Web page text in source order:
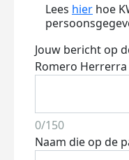
Lees hier hoe
Jouw bericht op
Romero
0/150
Naam die op de